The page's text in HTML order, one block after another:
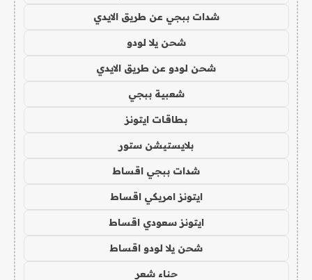
شدات ببجي عن طريق الايدي
شحن يلا لودو
شحن لودو عن طريق الايدي
شعبية ببجي
بطاقات ايتونز
بلايستيشن ستور
شدات ببجي اقساط
ايتونز امريكي اقساط
ايتونز سعودي اقساط
شحن يلا لودو اقساط
حناء شعر